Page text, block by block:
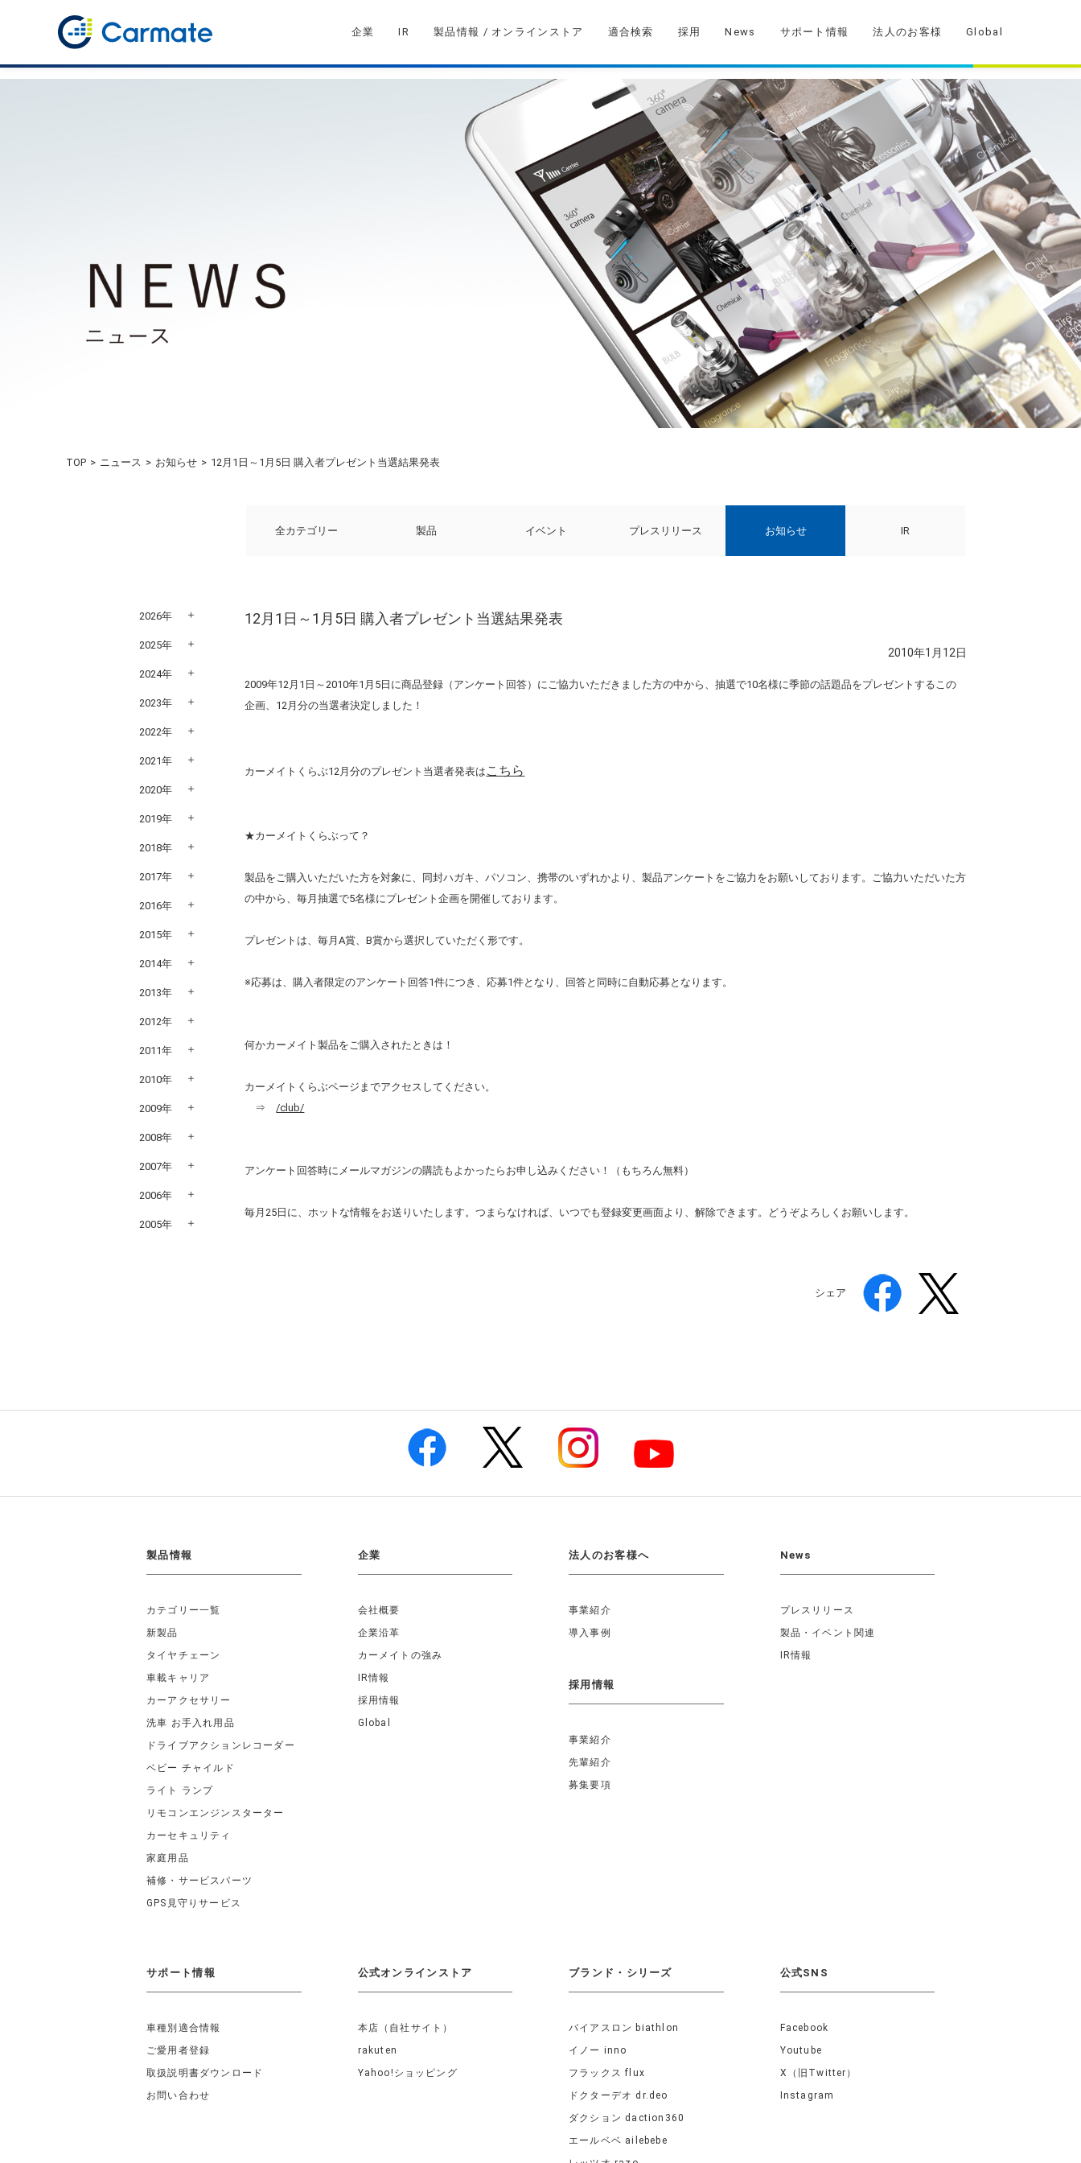
企業 IR 製品情報 / オンラインストア 適合検索 採用 News サポート情報 法人のお客様 Global
TOP ニュース お知らせ 12月1日～1月5日 購入者プレゼント当選結果発表
全カテゴリー 製品 イベント プレスリリース お知らせ IR
12月1日～1月5日 購入者プレゼント当選結果発表
2010年1月12日
2009年12月1日～2010年1月5日に商品登録（アンケート回答）にご協力いただきました方の中から、抽選で10名様に季節の話題品をプレゼントするこの
企画、12月分の当選者決定しました！
カーメイトくらぶ12月分のプレゼント当選者発表は こちら
★カーメイトくらぶって？
製品をご購入いただいた方を対象に、同封ハガキ、パソコン、携帯のいずれかより、製品アンケートをご協力をお願いしております。ご協力いただいた方
の中から、毎月抽選で5名様にプレゼント企画を開催しております。
プレゼントは、毎月A賞、B賞から選択していただく形です。
※応募は、購入者限定のアンケート回答1件につき、応募1件となり、回答と同時に自動応募となります。
何かカーメイト製品をご購入されたときは！
カーメイトくらぶページまでアクセスしてください。
⇒/club/
アンケート回答時にメールマガジンの購読もよかったらお申し込みください！（もちろん無料）
毎月25日に、ホットな情報をお送りいたします。つまらなければ、いつでも登録変更画面より、解除できます。どうぞよろしくお願いします。
シェア
2026年
2025年
2024年
2023年
2022年
2021年
2020年
2019年
2018年
2017年
2016年
2015年
2014年
2013年
2012年
2011年
2010年
2009年
2008年
2007年
2006年
2005年
製品情報
カテゴリー一覧
新製品
タイヤチェーン
車載キャリア
カーアクセサリー
洗車 お手入れ用品
ドライブアクションレコーダー
ベビー チャイルド
ライト ランプ
リモコンエンジンスターター
カーセキュリティ
家庭用品
補修・サービスパーツ
GPS見守りサービス
企業
会社概要
企業沿革
カーメイトの強み
IR情報
採用情報
Global
法人のお客様へ
事業紹介
導入事例
News
プレスリリース
製品・イベント関連
IR情報
採用情報
事業紹介
先輩紹介
募集要項
サポート情報
車種別適合情報
ご愛用者登録
取扱説明書ダウンロード
お問い合わせ
公式オンラインストア
本店（自社サイト）
rakuten
Yahoo!ショッピング
ブランド・シリーズ
バイアスロン biathlon
イノー inno
フラックス flux
ドクターデオ dr.deo
ダクション daction360
エールベベ ailebebe
公式SNS
Facebook
Youtube
X（旧Twitter）
Instagram